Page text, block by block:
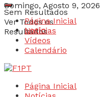
Domingo, Agosto 9, 2026
Login
Sem Resultados
Ver Todos os
Resultados
Página Inicial
Notícias
Vídeos
Calendário
Página Inicial